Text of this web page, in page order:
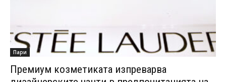
Пари
Премиум козметиката изпреварва